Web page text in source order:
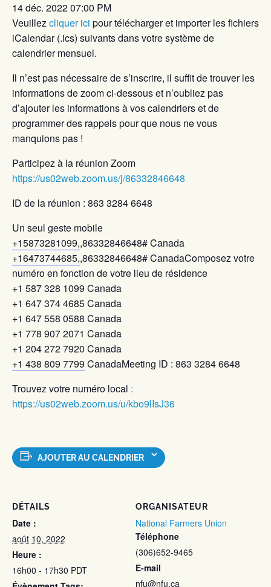
14 déc. 2022 07:00 PM
Veuillezcliquer ici pour télécharger et importer les fichiers
iCalendar (.ics) suivants dans votre système de
calendrier mensuel.
Il n’est pas nécessaire de s’inscrire, il suffit de trouver les
informations de zoom ci-dessous et n’oubliez pas
d’ajouter les informations à vos calendriers et de
programmer des rappels pour que nous ne vous
manquions pas !
Participez à la réunion Zoom
https://us02web.zoom.us/j/86332846648
ID de la réunion : 863 3284 6648
Un seul geste mobile
+15873281099,,86332846648# Canada
+16473744685,,86332846648# CanadaComposez votre
numéro en fonction de votre lieu de résidence
+1 587 328 1099 Canada
+1 647 374 4685 Canada
+1 647 558 0588 Canada
+1 778 907 2071 Canada
+1 204 272 7920 Canada
+1 438 809 7799 CanadaMeeting ID : 863 3284 6648
Trouvez votre numéro local :
https://us02web.zoom.us/u/kbo9lIsJ36
AJOUTER AU CALENDRIER
DÉTAILS
Date :
août 10, 2022
Heure :
16h00 - 17h30 PDT
ORGANISATEUR
National Farmers Union
Téléphone
(306)652-9465
E-mail
nfu@nfu.ca